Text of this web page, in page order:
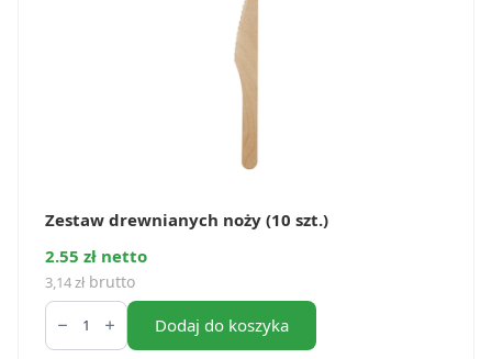
Zestaw drewnianych noży (10 szt.)
2.55 zł netto
3,14zł brutto
ilość
Zestaw
drewnianych
Dodaj do koszyka